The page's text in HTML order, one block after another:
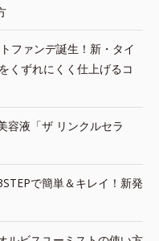
ファンデ誕生！新・タイ
くずれにくく仕上げるコ
容液「ザ リンクルセラ
で簡単＆キレイ！新発